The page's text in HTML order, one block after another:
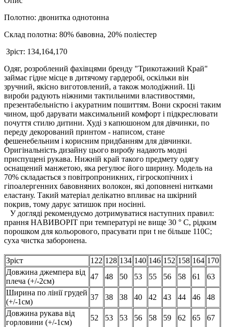
Полотно: двонитка однотонна
Склад полотна: 80% бавовна, 20% поліестер
Зріст: 134,164,170
Одяг, розроблений фахівцями бренду "Трикотажний Край"
займає гідне місце в дитячому гардеробі, оскільки він
зручний, якісно виготовлений, а також молодіжний. Ці
вироби радують ніжними тактильними властивостями,
презентабельністю і акуратним пошиттям. Вони скроєні таким
чином, щоб дарувати максимальний комфорт і підкреслювати
почуття стилю дитини. Худі з капюшоном для дівчинки, по
переду декорований принтом - написом, стане
фешенебельним і корисним придбанням для дівчинки.
Оригінальність дизайну цього виробу надають модні
приспущені рукава. Нижній край такого предмету одягу
оснащений манжетою, яка регулює його ширину. Модель на
70% складається з повітропроникних, гігроскопічних і
гіпоалергенних бавовняних волокон, які доповнені нитками
еластану. Такий матеріал делікатно впливає на шкірний
покрив, тому дарує затишок при носінні.
У догляді рекомендуємо дотримуватися наступних правил:
прання НАВИВОРІТ при температурі не вище 30 ° С, рідким
порошком для кольорового, прасувати при t не більше 110С;
суха чистка заборонена.
Зріст 122 128 134 140 146 152 158 164 170
Довжина джемпера від
плеча (+/-2см)
47 48 50 53 55 56 58 61
63
Ширина по лінії грудей
(+/-1см)
37 38 38 40 42 43 44 46
48
Довжина рукава від
горловини (+/-1см)
52 53 53 56 58 59 62 65 67